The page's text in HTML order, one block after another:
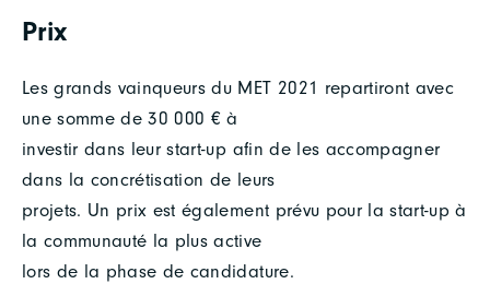
Prix
Les grands vainqueurs du MET 2021 repartiront avec
une somme de 30 000 € à
investir dans leur start-up afin de les accompagner
dans la concrétisation de leurs
projets. Un prix est également prévu pour la start-up à
la communauté la plus active
lors de la phase de candidature.